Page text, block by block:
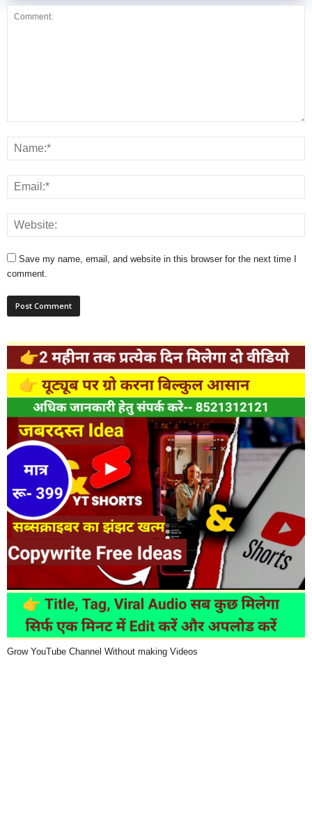
Save my name, email, and website in this browser for the next time I
comment.
Grow YouTube Channel Without making Videos